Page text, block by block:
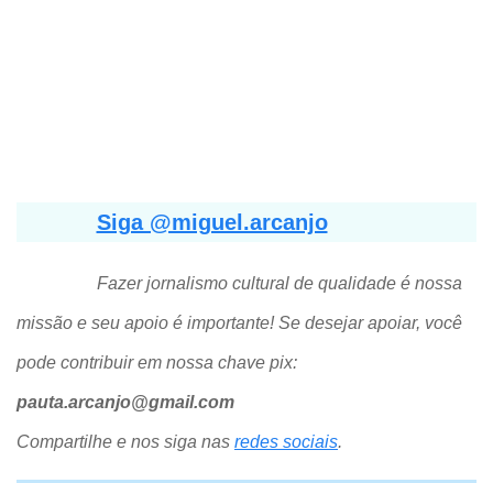
Siga @miguel.arcanjo
Fazer jornalismo cultural de qualidade é nossa
missão e seu apoio é importante! Se desejar apoiar, você
pode contribuir em nossa chave pix:
pauta.arcanjo@gmail.com
Compartilhe e nos siga nas redes sociais.